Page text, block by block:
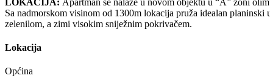
Sa nadmorskom visinom od 1300m lokacija pruža idealan
zelenilom, a zimi visokim sniježnim pokrivačem.
Lokacija
Općina